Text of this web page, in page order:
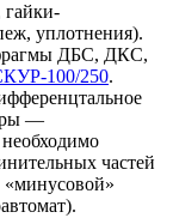
гайки-
уплотнения).
ДБС, ДКС,
100/250.
—
частей